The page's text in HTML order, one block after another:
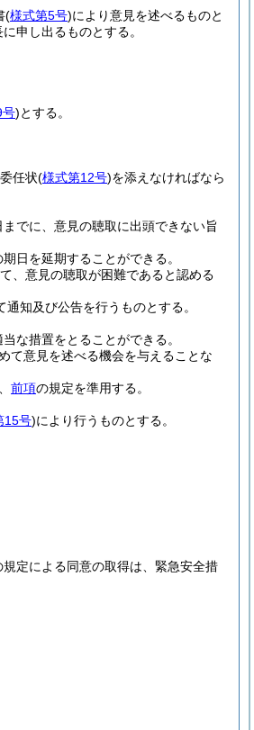
(様式第5号)により意見を述べるものと
申し出るものとする。
号)とする。
任状(様式第12号)を添えなければなら
でに、意見の聴取に出頭できない旨
日を延期することができる。
、意見の聴取が困難であると認める
知及び公告を行うものとする。
な措置をとることができる。
て意見を述べる機会を与えることな
前項の規定を準用する。
15号)により行うものとする。
規定による同意の取得は、緊急安全措